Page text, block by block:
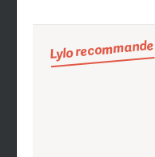
Lylo recommande